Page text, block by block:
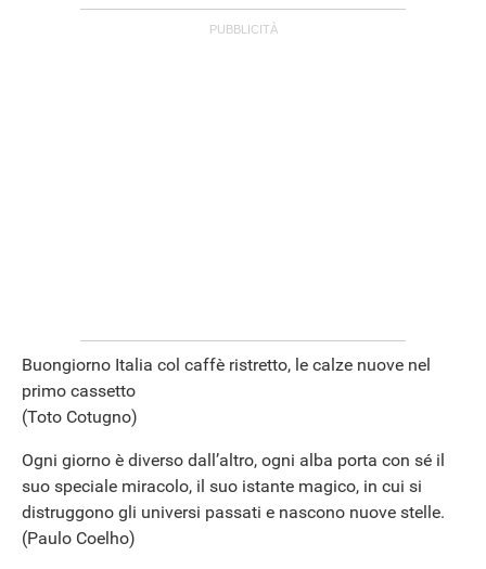
APPLE
Buongiorno Italia col caffè ristretto, le calze nuove nel
primo cassetto
(Toto Cotugno)
Ogni giorno è diverso dall’altro, ogni alba porta con sé il
suo speciale miracolo, il suo istante magico, in cui si
distruggono gli universi passati e nascono nuove stelle.
(Paulo Coelho)